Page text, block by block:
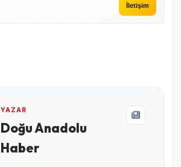
İletişim
YAZAR
Doğu Anadolu
Haber